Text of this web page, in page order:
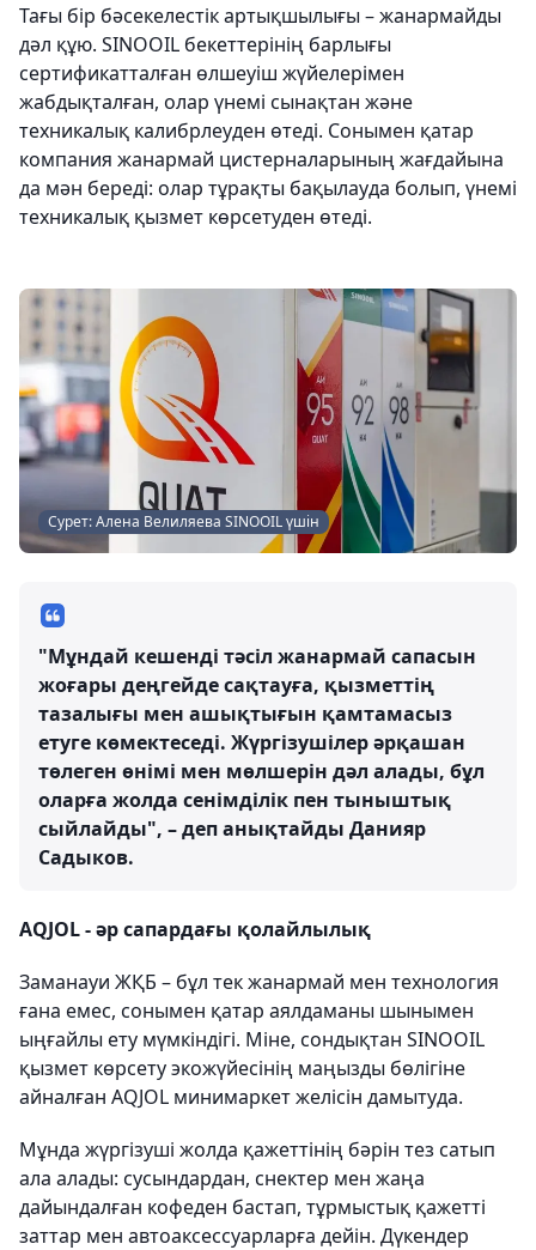
Тағы бір бәсекелестік артықшылығы – жанармайды
дәл құю. SINOOIL бекеттерінің барлығы
сертификатталған өлшеуіш жүйелерімен
жабдықталған, олар үнемі сынақтан және
техникалық калибрлеуден өтеді. Сонымен қатар
компания жанармай цистерналарының жағдайына
да мән береді: олар тұрақты бақылауда болып, үнемі
техникалық қызмет көрсетуден өтеді.
Сурет: Алена Велиляева SINOOIL үшін
"Мұндай кешенді тәсіл жанармай сапасын
жоғары деңгейде сақтауға, қызметтің
тазалығы мен ашықтығын қамтамасыз
етуге көмектеседі. Жүргізушілер әрқашан
төлеген өнімі мен мөлшерін дәл алады, бұл
оларға жолда сенімділік пен тыныштық
сыйлайды", – деп анықтайды Данияр
Садыков.
AQJOL - әр сапардағы қолайлылық
Заманауи ЖҚБ – бұл тек жанармай мен технология
ғана емес, сонымен қатар аялдаманы шынымен
ыңғайлы ету мүмкіндігі. Міне, сондықтан SINOOIL
қызмет көрсету экожүйесінің маңызды бөлігіне
айналған AQJOL минимаркет желісін дамытуда.
Мұнда жүргізуші жолда қажеттінің бәрін тез сатып
ала алады: сусындардан, снектер мен жаңа
дайындалған кофеден бастап, тұрмыстық қажетті
заттар мен автоаксессуарларға дейін. Дүкендер